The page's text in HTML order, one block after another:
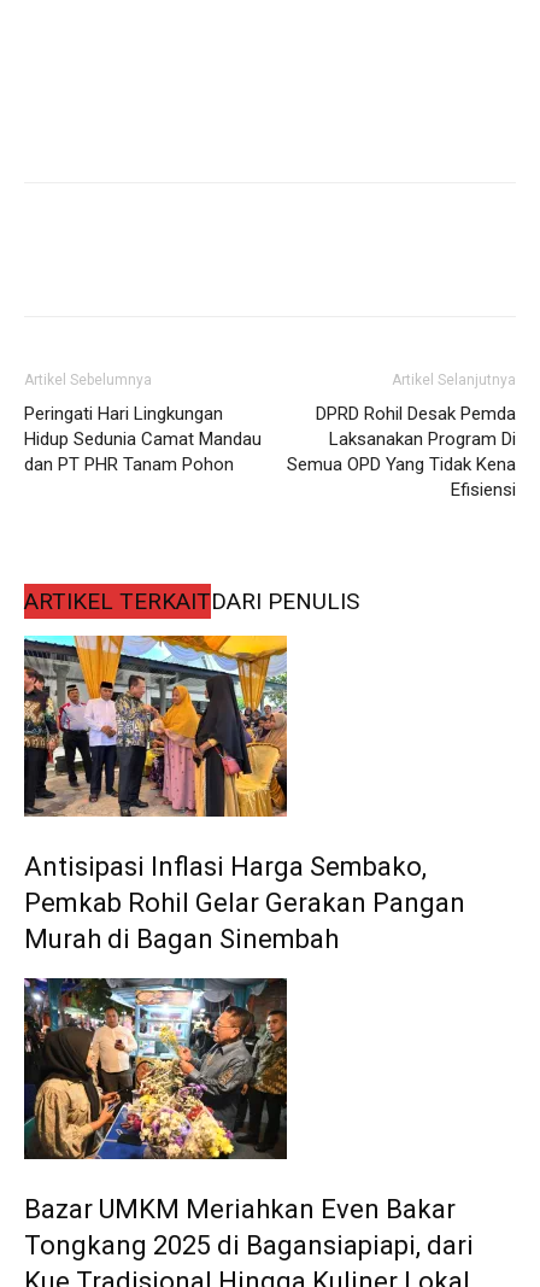
Artikel Sebelumnya
Peringati Hari Lingkungan
Hidup Sedunia Camat Mandau
dan PT PHR Tanam Pohon
Artikel Selanjutnya
DPRD Rohil Desak Pemda
Laksanakan Program Di
Semua OPD Yang Tidak Kena
Efisiensi
ARTIKEL TERKAITDARI PENULIS
Antisipasi Inflasi Harga Sembako,
Pemkab Rohil Gelar Gerakan Pangan
Murah di Bagan Sinembah
Bazar UMKM Meriahkan Even Bakar
Tongkang 2025 di Bagansiapiapi, dari